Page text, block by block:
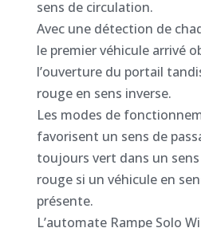
sens de circulation.
Avec une détection de
le premier véhicule arrivé
l’ouverture du portail
rouge en sens inverse.
Les modes de
favorisent un sens de
toujours vert dans un
rouge si un véhicule en
présente.
L’automate Rampe Solo